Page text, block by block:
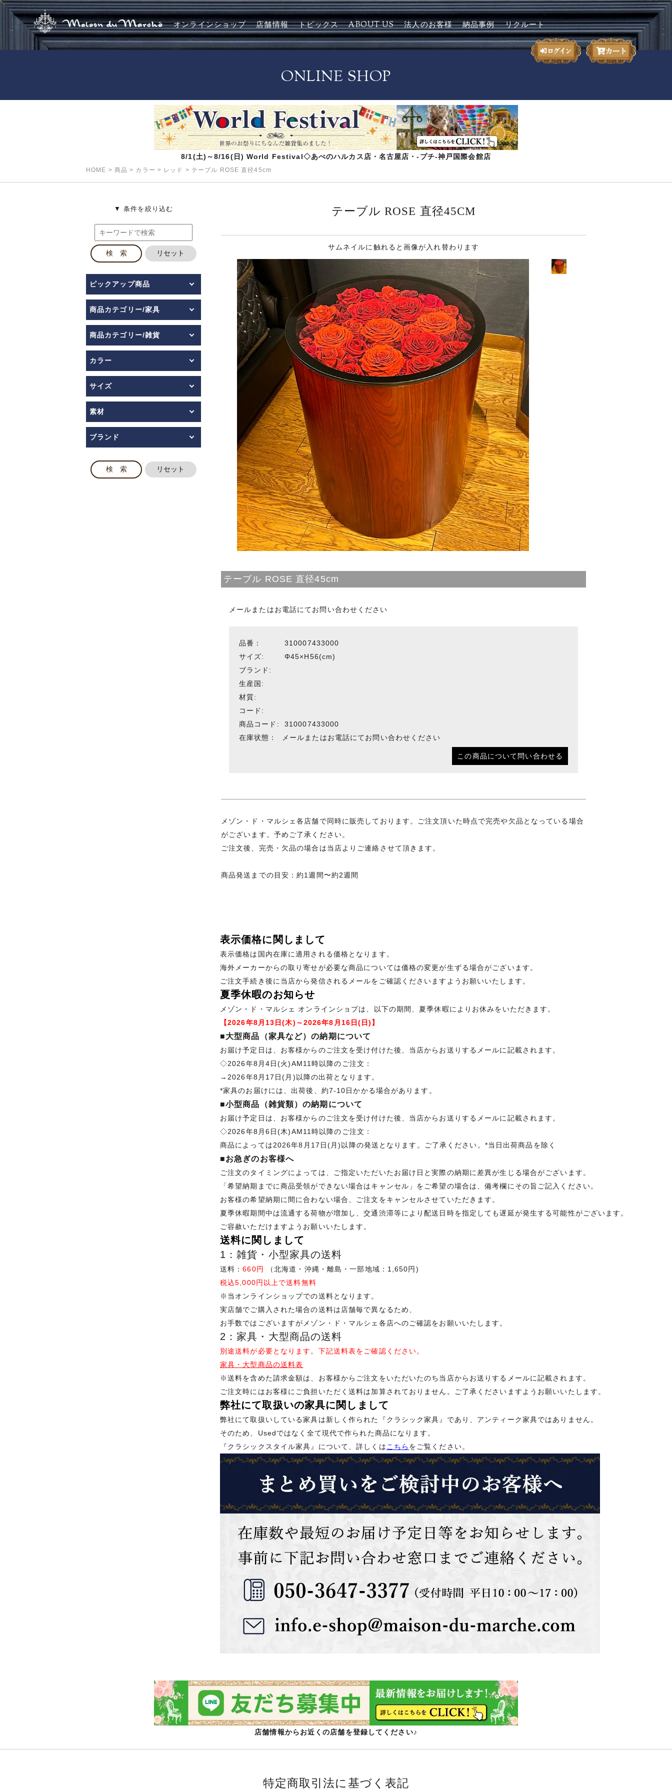
オンラインショップ 店舗情報 トピックス ABOUT US 法人のお客様 納品事例 リクルート
ONLINE SHOP
8/1(土)～8/16(日) World Festival◇あべのハルカス店・名古屋店・-プチ-神戸国際会館店
HOME > 商品 > カラー > レッド > テーブル ROSE 直径45cm
ピックアップ商品
商品カテゴリー/家具
商品カテゴリー/雑貨
カラー
サイズ
素材
ブランド
テーブル ROSE 直径45CM
サムネイルに触れると画像が入れ替わります
テーブル ROSE 直径45cm
メールまたはお電話にてお問い合わせください
品番：
310007433000
サイズ:
Φ45×H56(cm)
ブランド:
生産国:
材質:
コード:
商品コード:
310007433000
在庫状態：
メールまたはお電話にてお問い合わせください
この商品について問い合わせる
メゾン・ド・マルシェ各店舗で同時に販売しております。ご注文頂いた時点で完売や欠品となっている場合
がございます。予めご了承ください。
ご注文後、完売・欠品の場合は当店よりご連絡させて頂きます。
商品発送までの目安：約1週間〜約2週間
表示価格に関しまして
表示価格は国内在庫に適用される価格となります。
海外メーカーからの取り寄せが必要な商品については価格の変更が生ずる場合がございます。
ご注文手続き後に当店から発信されるメールをご確認くださいますようお願いいたします。
夏季休暇のお知らせ
メゾン・ド・マルシェ オンラインショプは、以下の期間、夏季休暇によりお休みをいただきます。
【2026年8月13日(木)～2026年8月16日(日)】
■大型商品（家具など）の納期について
お届け予定日は、お客様からのご注文を受け付けた後、当店からお送りするメールに記載されます。
◇2026年8月4日(火)AM11時以降のご注文：
→2026年8月17日(月)以降の出荷となります。
*家具のお届けには、出荷後、約7-10日かかる場合があります。
■小型商品（雑貨類）の納期について
お届け予定日は、お客様からのご注文を受け付けた後、当店からお送りするメールに記載されます。
◇2026年8月6日(木)AM11時以降のご注文：
商品によっては2026年8月17日(月)以降の発送となります。ご了承ください。*当日出荷商品を除く
■お急ぎのお客様へ
ご注文のタイミングによっては、ご指定いただいたお届け日と実際の納期に差異が生じる場合がございます。
「希望納期までに商品受領ができない場合はキャンセル」をご希望の場合は、備考欄にその旨ご記入ください。
お客様の希望納期に間に合わない場合、ご注文をキャンセルさせていただきます。
夏季休暇期間中は流通する荷物が増加し、交通渋滞等により配送日時を指定しても遅延が発生する可能性がございます。
ご容赦いただけますようお願いいたします。
送料に関しまして
1：雑貨・小型家具の送料
送料：660円
（北海道・沖縄・離島・一部地域：1,650円)
税込5,000円以上で送料無料
※当オンラインショップでの送料となります。
実店舗でご購入された場合の送料は店舗毎で異なるため、
お手数ではございますがメゾン・ド・マルシェ各店へのご確認をお願いいたします。
2：家具・大型商品の送料
別途送料が必要となります。下記送料表をご確認ください。
家具・大型商品の送料表
※送料を含めた請求金額は、お客様からご注文をいただいたのち当店からお送りするメールに記載されます。
ご注文時にはお客様にご負担いただく送料は加算されておりません。ご了承くださいますようお願いいたします。
弊社にて取扱いの家具に関しまして
弊社にて取扱いしている家具は新しく作られた『クラシック家具』であり、アンティーク家具ではありません。
そのため、Usedではなく全て現代で作られた商品になります。
『クラシックスタイル家具』について、詳しくは こちら をご覧ください。
店舗情報からお近くの店舗を登録してください♪
特定商取引法に基づく表記